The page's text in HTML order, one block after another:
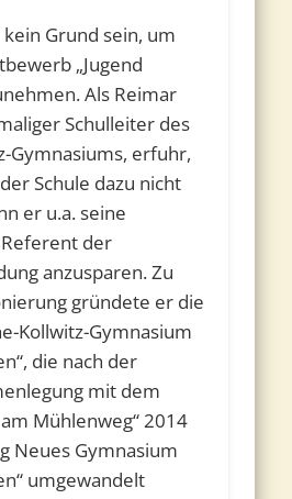
kein Grund sein, um
„Jugend
Als Reimar
Schulleiter des
Gymnasiums, erfuhr,
Schule dazu nicht
er u.a. seine
der
anzusparen. Zu
gründete er die
Kollwitz-Gymnasium
die nach der
mit dem
Mühlenweg“ 2014
Neues Gymnasium
umgewandelt